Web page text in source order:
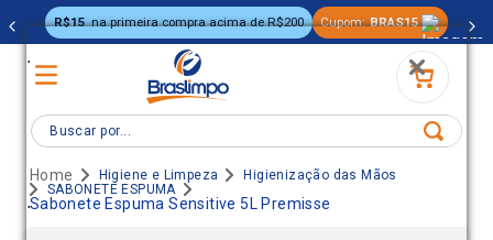
.
.
R$15 na primeira compra acima de R$200 Cupom: BRAS15
Buscar por...
Higiene e Limpeza
Higienização das Mãos
SABONETE ESPUMA
Sabonete Espuma Sensitive 5L Premisse